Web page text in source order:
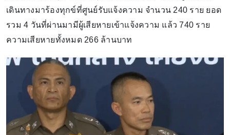
เดินทางมาร้องทุกข์ที่ศูนย์รับแจ้งความ จำนวน 240 ราย ยอด
รวม 4 วันที่ผ่านมามีผู้เสียหายเข้าแจ้งความ แล้ว 740 ราย
ความเสียหายทั้งหมด 266 ล้านบาท